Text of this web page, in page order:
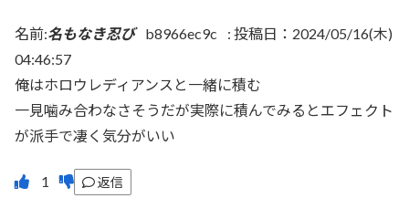
名前:名もなき忍び b8966ec9c : 投稿日：2024/05/16(木)
04:46:57
俺はホロウレディアンスと一緒に積む
一見噛み合わなさそうだが実際に積んでみるとエフェクト
が派手で凄く気分がいい
返信